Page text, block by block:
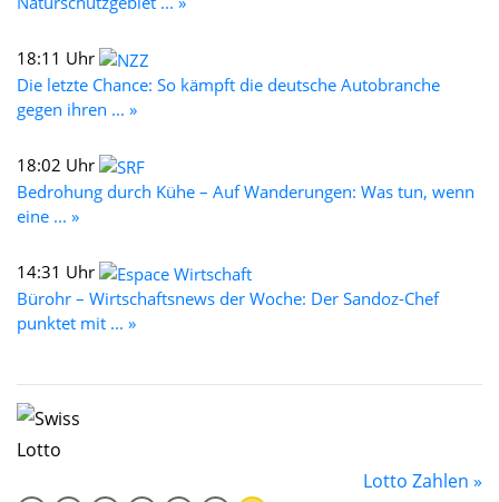
18:11 Uhr
Die letzte Chance: So kämpft die deutsche Autobranche
gegen ihren ... »
18:02 Uhr
Bedrohung durch Kühe – Auf Wanderungen: Was tun, wenn
eine ... »
14:31 Uhr
Bürohr – Wirtschaftsnews der Woche: Der Sandoz-Chef
punktet mit ... »
Lotto Zahlen »